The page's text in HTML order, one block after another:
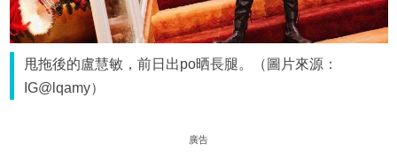
甩拖後的盧慧敏，前日出po晒長腿。（圖片來源：
IG@lqamy）
廣告